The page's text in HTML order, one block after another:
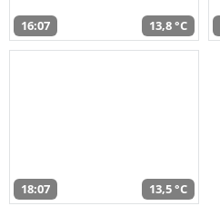
16:07 13,8 °C
18:07 13,5 °C